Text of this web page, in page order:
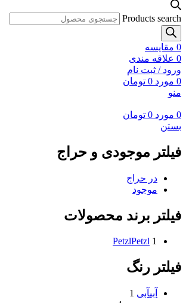
Products search
0 مقايسه
0 علاقه مندی
ورود / ثبت نام
0 مورد 0 تومان
منو
0 مورد 0 تومان
بستن
فیلتر موجودی و حراج
در حراج
موجود
فیلتر برند محصولات
PetzlPetzl 1
فیلتر رنگ
آبیآبی 1